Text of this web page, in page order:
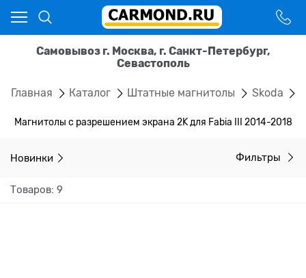
Самовывоз г. Москва, г. Санкт-Петербург,
Севастополь
Главная Каталог Штатные магнитолы Skoda
Магнитолы с разрешением экрана 2K для Fabia III 2014-2018
Новинки Фильтры
Товаров: 9